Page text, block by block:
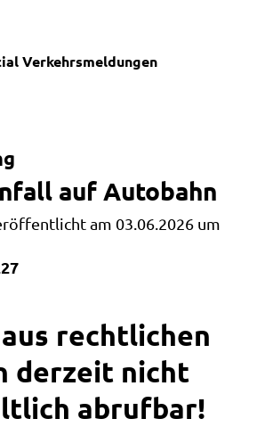
Verkehrsmeldungen
auf Autobahn
am 03.06.2026 um
rechtlichen
derzeit nicht
abrufbar!